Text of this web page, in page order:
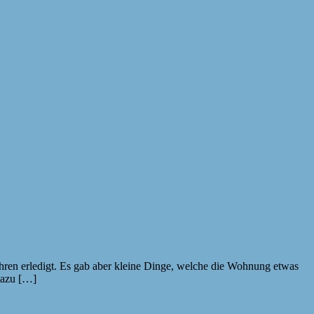
erledigt. Es gab aber kleine Dinge, welche die Wohnung etwas
[…]